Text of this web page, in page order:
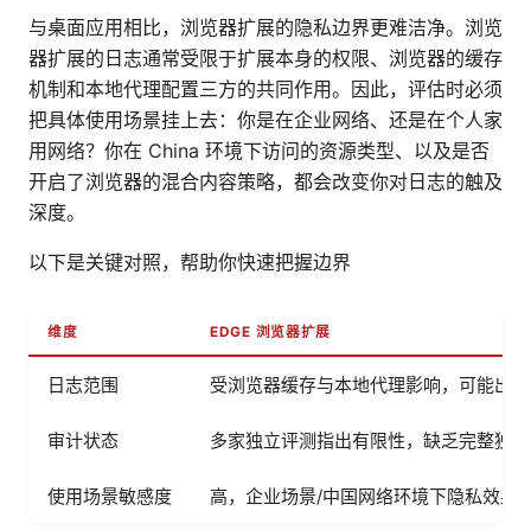
与桌面应用相比，浏览器扩展的隐私边界更难洁净。浏览
器扩展的日志通常受限于扩展本身的权限、浏览器的缓存
机制和本地代理配置三方的共同作用。因此，评估时必须
把具体使用场景挂上去：你是在企业网络、还是在个人家
用网络？你在 China 环境下访问的资源类型、以及是否
开启了浏览器的混合内容策略，都会改变你对日志的触及
深度。
以下是关键对照，帮助你快速把握边界
维度 EDGE 浏览器扩展
日志范围 受浏览器缓存与本地代理影响，可能出
审计状态 多家独立评测指出有限性，缺乏完整独
使用场景敏感度 高，企业场景/中国网络环境下隐私效果